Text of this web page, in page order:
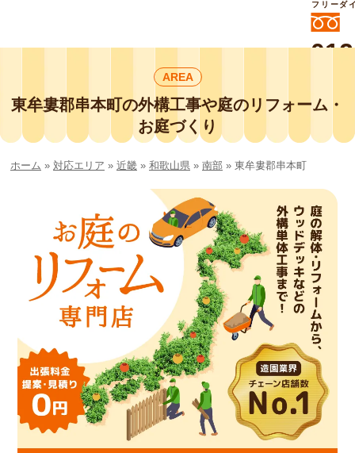
外構工事や庭リフォームは庭づくり業界
No.1チェーン店の
smileガーデンプチ庭づくり事業部にお
任せください！
フリーダ
AREA
東牟婁郡串本町の外構工事や庭のリフォーム・
お庭づくり
ホーム » 対応エリア » 近畿 » 和歌山県 » 南部 » 東牟婁郡串本町